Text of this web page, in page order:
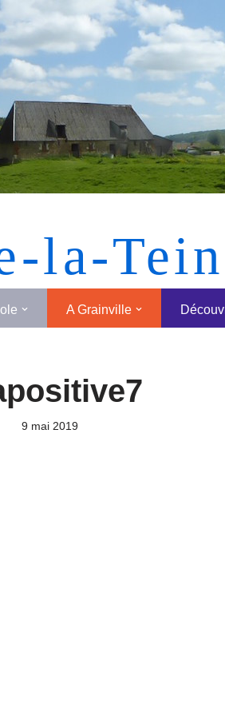
[MONTRER SOUS FORME
la-
A Grainville
9 mai 2019